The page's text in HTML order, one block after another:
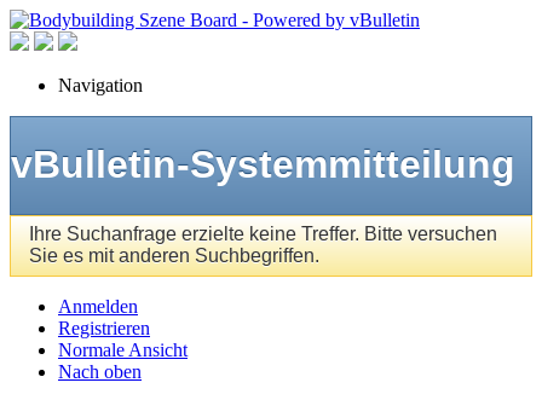
Navigation
vBulletin-Systemmitteilung
Ihre Suchanfrage erzielte keine Treffer. Bitte versuchen
Sie es mit anderen Suchbegriffen.
Anmelden
Registrieren
Normale Ansicht
Nach oben